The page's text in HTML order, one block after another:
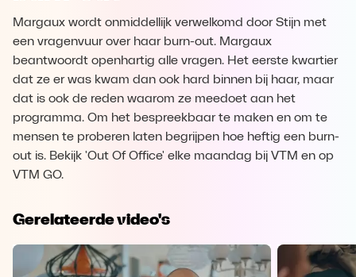
Margaux wordt onmiddellijk verwelkomd door Stijn met
een vragenvuur over haar burn-out. Margaux
beantwoordt openhartig alle vragen. Het eerste kwartier
dat ze er was kwam dan ook hard binnen bij haar, maar
dat is ook de reden waarom ze meedoet aan het
programma. Om het bespreekbaar te maken en om te
mensen te proberen laten begrijpen hoe heftig een burn-
out is. Bekijk 'Out Of Office' elke maandag bij VTM en op
VTM GO.
Gerelateerde video's